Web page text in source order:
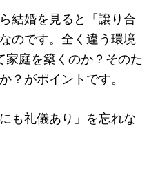
結婚を見ると「譲り合
のです。全く違う環境
家庭を築くのか？そのた
？がポイントです。
も礼儀あり」を忘れな